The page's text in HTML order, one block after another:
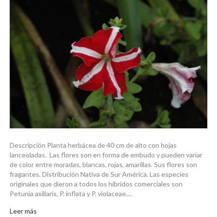
hibrida
Descripción Planta herbácea de 40 cm de alto con hojas
lanceoladas. Las flores son en forma de embudo y pueden variar
de color entre moradas, blancas, rojas, amarillas. Sus flores son
fragantes. Distribución Nativa de Sur América. Las especies
originales que dieron a todos los híbridos comerciales son
Petunia axillaris, P. inflata y P. violaceae.…
Leer más